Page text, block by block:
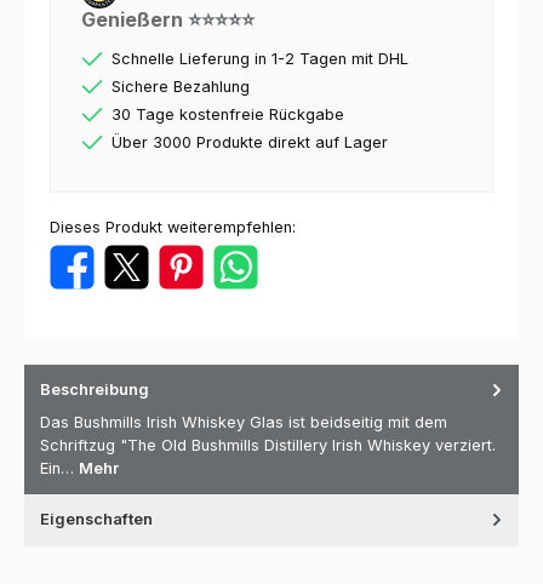
Genießern ⭐⭐⭐⭐⭐
Schnelle Lieferung in 1-2 Tagen mit DHL
Sichere Bezahlung
30 Tage kostenfreie Rückgabe
Über 3000 Produkte direkt auf Lager
Dieses Produkt weiterempfehlen:
Beschreibung
Das Bushmills Irish Whiskey Glas ist beidseitig mit dem
Schriftzug "The Old Bushmills Distillery Irish Whiskey verziert.
Ein… Mehr
Eigenschaften